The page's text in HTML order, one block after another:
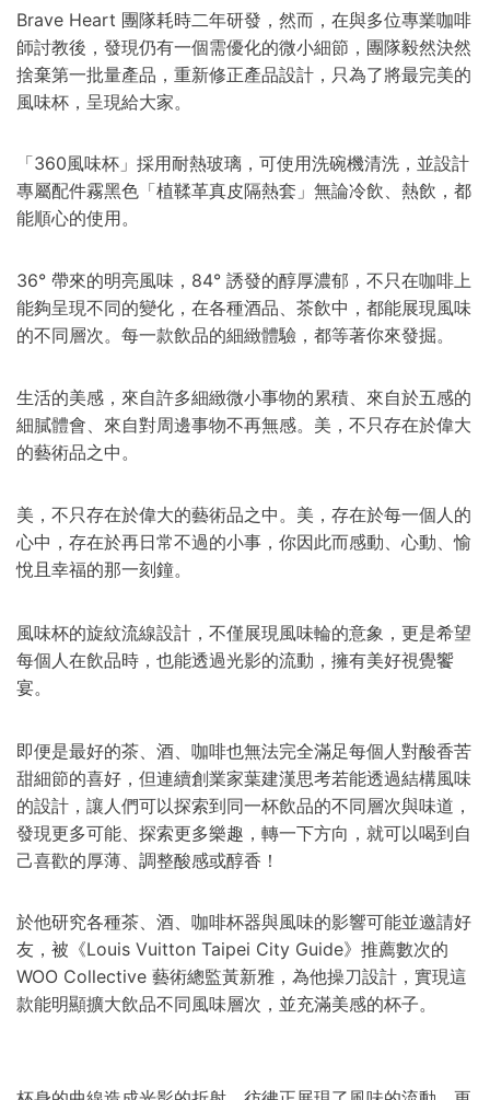
Brave Heart 團隊耗時二年研發，然而，在與多位專業咖啡
師討教後，發現仍有一個需優化的微小細節，團隊毅然決然
捨棄第一批量產品， 重新修正產品設計，只為了將最完美的
風味杯，呈現給大家。
「360風味杯」採用耐熱玻璃，可使用洗碗機清洗，並設計
專屬配件霧黑色 「植鞣革真皮隔熱套」無論冷飲、熱飲，都
能順心的使用。
36° 帶來的明亮風味，84° 誘發的醇厚濃郁，不只在咖啡上
能夠呈現不同的變化，在各種酒品、茶飲中，都能展現風味
的不同層次。每一款飲品的細緻體驗，都等著你來發掘。
生活的美感，來自許多細緻微小事物的累積、來自於五感的
細膩體會、來自對周邊事物不再無感。美，不只存在於偉大
的藝術品之中。
美，不只存在於偉大的藝術品之中。美，存在於每一個人的
心中，存在於再日常不過的小事，你因此而感動、心動、愉
悅且幸福的那一刻鐘。
風味杯的旋紋流線設計，不僅展現風味輪的意象，更是希望
每個人在飲品時，也能透過光影的流動，擁有美好視覺饗
宴。
即便是最好的茶、酒、咖啡也無法完全滿足每個人對酸香苦
甜細節的喜好，但連續創業家葉建漢思考若能透過結構風味
的設計，讓人們可以探索到同一杯飲品的不同層次與味道，
發現更多可能、探索更多樂趣，轉一下方向，就可以喝到自
己喜歡的厚薄、調整酸感或醇香！
於他研究各種茶、酒、咖啡杯器與風味的影響可能並邀請好
友，被《Louis Vuitton Taipei City Guide》推薦數次的
WOO Collective 藝術總監黃新雅，為他操刀設計，實現這
款能明顯擴大飲品不同風味層次，並充滿美感的杯子。